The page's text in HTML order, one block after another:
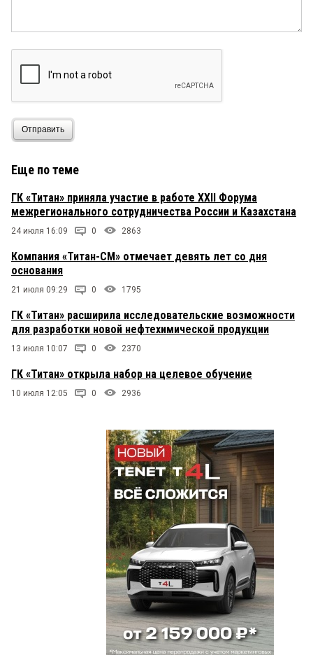
Отправить
Еще по теме
ГК «Титан» приняла участие в работе XXII Форума
межрегионального сотрудничества России и Казахстана
24 июля 16:09 0 2863
Компания «Титан-СМ» отмечает девять лет со дня
основания
21 июля 09:29 0 1795
ГК «Титан» расширила исследовательские возможности
для разработки новой нефтехимической продукции
13 июля 10:07 0 2370
ГК «Титан» открыла набор на целевое обучение
10 июля 12:05 0 2936